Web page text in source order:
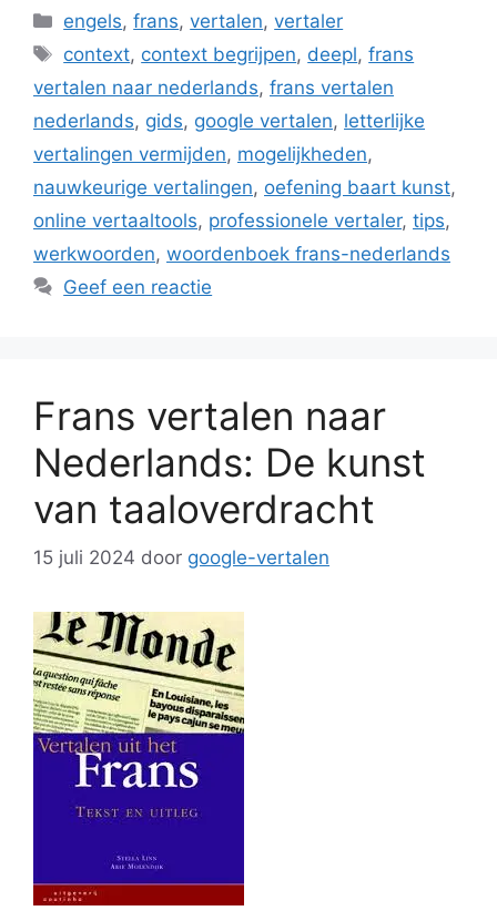
Categorieën
engels,frans,vertalen,vertaler
Tags
context, context begrijpen, deepl,frans
vertalen naar nederlands, frans vertalen
nederlands, gids, google vertalen, letterlijke
vertalingen vermijden, mogelijkheden,
nauwkeurige vertalingen, oefening baart kunst,
online vertaaltools, professionele vertaler, tips,
werkwoorden, woordenboek frans-nederlands
Geef een reactie
Frans vertalen naar
Nederlands: De kunst
van taaloverdracht
15 juli 2024 door google-vertalen